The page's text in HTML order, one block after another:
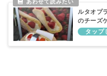
ルタオプ
のチーズ